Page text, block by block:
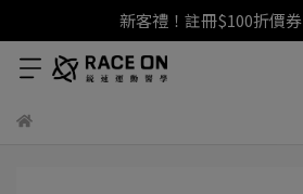
新客禮！註冊$100折價